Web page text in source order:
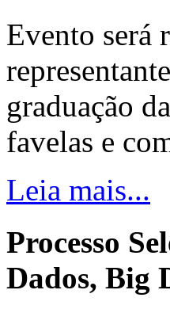
Evento será
graduação
favelas e
Leia mais...
Processo
Dados, Big